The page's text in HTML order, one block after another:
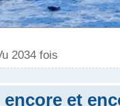
2034 fois
encore et